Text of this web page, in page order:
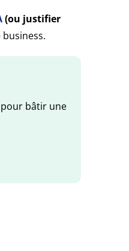
(ou justifier
bâtir une